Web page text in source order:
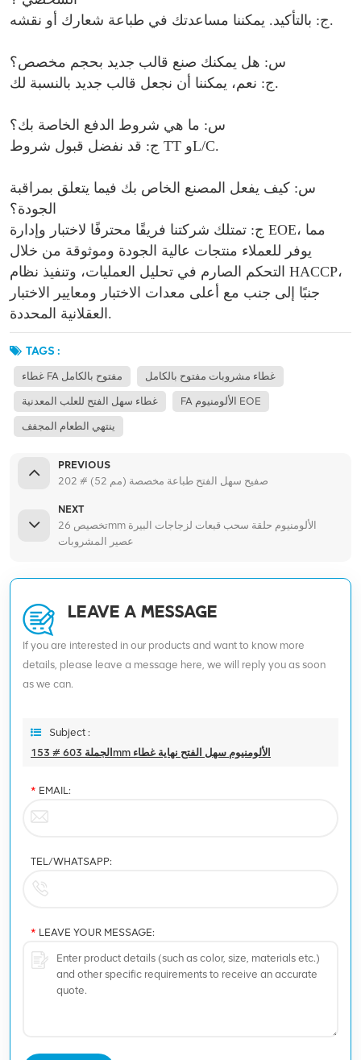
ج: بالتأكيد. يمكننا مساعدتك في طباعة شعارك أو نقشه.
س: هل يمكنك صنع قالب جديد بحجم مخصص؟
ج: نعم، يمكننا أن نجعل قالب جديد بالنسبة لك.
س: ما هي شروط الدفع الخاصة بك؟
ج: قد نفضل قبول شروط TT وL/C.
س: كيف يفعل المصنع الخاص بك فيما يتعلق بمراقبة
الجودة؟
ج: تمتلك شركتنا فريقًا محترفًا لاختبار وإدارة EOE، مما
يوفر للعملاء منتجات عالية الجودة وموثوقة من خلال
التحكم الصارم في تحليل العمليات، وتنفيذ نظام HACCP،
جنبًا إلى جنب مع أعلى معدات الاختبار ومعايير الاختبار
العقلانية المحددة.
TAGS :
غطاء FA مفتوح بالكامل غطاء مشروبات مفتوح بالكامل
غطاء سهل الفتح للعلب المعدنية FA الألومنيوم EOE
ينتهي الطعام المجفف
PREVIOUS
202 # (52 مم) صفيح سهل الفتح طباعة مخصصة
NEXT
تخصيص 26mm الألومنيوم حلقة سحب قبعات لزجاجات البيرة
عصير المشروبات
LEAVE A MESSAGE
If you are interested in our products and want to know more
details, please leave a message here, we will reply you as soon
as we can.
Subject :
الجملة 603 # 153mm الألومنيوم سهل الفتح نهاية غطاء
* EMAIL:
TEL/WHATSAPP:
* LEAVE YOUR MESSAGE: